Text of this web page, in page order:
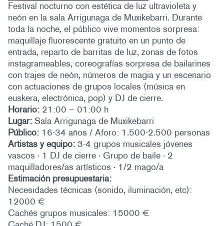
Festival nocturno con estética de luz ultravioleta y
neón en la sala Arrigunaga de Muxikebarri. Durante
toda la noche, el público vive momentos sorpresa:
maquillaje fluorescente gratuito en un punto de
entrada, reparto de barritas de luz, zonas de fotos
instagrameables, coreografías sorpresa de bailarines
con trajes de neón, números de magia y un escenario
con actuaciones de grupos locales (música en
euskera, electrónica, pop) y DJ de cierre.
Horario: 21:00 – 01:00 h
Lugar: Sala Arrigunaga de Muxikebarri
Público: 16-34 años / Aforo: 1.500-2.500 personas
Artistas y equipo: 3-4 grupos musicales jóvenes
vascos · 1 DJ de cierre · Grupo de baile · 2
maquilladores/as artísticos · 1/2 mago/a
Estimación presupuestaria:
Necesidades técnicas (sonido, iluminación, etc):
12000 €
Cachés grupos musicales: 15000 €